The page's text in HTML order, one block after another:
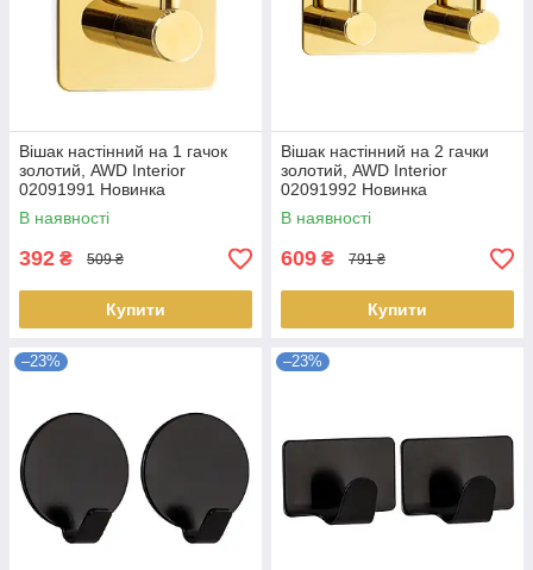
Вішак настінний на 1 гачок
золотий, AWD Interior
02091991 Новинка
В наявності
392 ₴ 509 ₴
Купити
Вішак настінний на 2 гачки
золотий, AWD Interior
02091992 Новинка
В наявності
609 ₴ 791 ₴
Купити
–23% –23%